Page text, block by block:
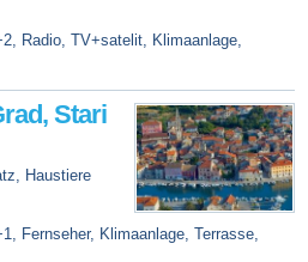
Radio, TV+satelit, Klimaanlage,
Stari
Haustiere
Fernseher, Klimaanlage, Terrasse,